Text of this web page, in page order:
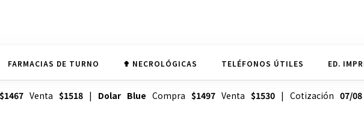
FARMACIAS DE TURNO ✟ NECROLÓGICAS TELÉFONOS ÚTILES ED.
$1467Venta $1518| Dolar Blue Compra $1497Venta $1530| Cotización 07/08